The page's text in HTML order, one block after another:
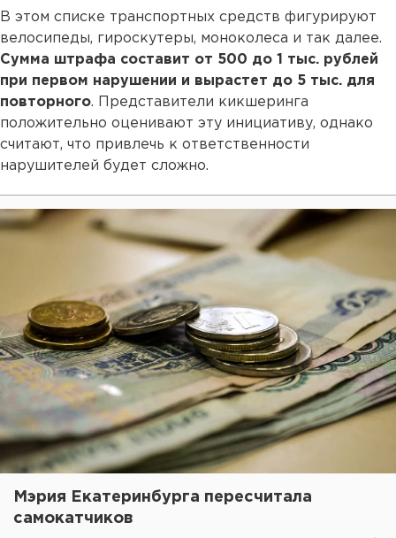
В этом списке транспортных средств фигурируют
велосипеды, гироскутеры, моноколеса и так далее.
Сумма штрафа составит от 500 до 1 тыс. рублей
при первом нарушении и вырастет до 5 тыс. для
повторного. Представители кикшеринга
положительно оценивают эту инициативу, однако
считают, что привлечь к ответственности
нарушителей будет сложно.
Мэрия Екатеринбурга пересчитала
самокатчиков